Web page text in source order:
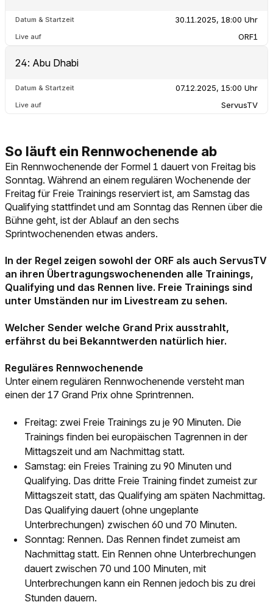
Ein Rennwochenende der Formel 1 dauert von Freitag bis
Sonntag. Während an einem regulären Wochenende der
Freitag für Freie Trainings reserviert ist, am Samstag das
Qualifying stattfindet und am Sonntag das Rennen über die
Bühne geht, ist der Ablauf an den sechs
Sprintwochenenden etwas anders.
In der Regel zeigen sowohl der ORF als auch ServusTV
an ihren Übertragungswochenenden alle Trainings,
Qualifying und das Rennen live. Freie Trainings sind
unter Umständen nur im Livestream zu sehen.
Welcher Sender welche Grand Prix ausstrahlt,
erfährst du bei Bekanntwerden natürlich hier.
Reguläres Rennwochenende
Unter einem regulären Rennwochenende versteht man
einen der 17 Grand Prix ohne Sprintrennen.
Freitag: zwei Freie Trainings zu je 90 Minuten. Die
Trainings finden bei europäischen Tagrennen in der
Mittagszeit und am Nachmittag statt.
Samstag: ein Freies Training zu 90 Minuten und
Qualifying. Das dritte Freie Training findet zumeist zur
Mittagszeit statt, das Qualifying am späten Nachmittag.
Das Qualifying dauert (ohne ungeplante
Unterbrechungen) zwischen 60 und 70 Minuten.
Sonntag: Rennen. Das Rennen findet zumeist am
Nachmittag statt. Ein Rennen ohne Unterbrechungen
dauert zwischen 70 und 100 Minuten, mit
Unterbrechungen kann ein Rennen jedoch bis zu drei
Stunden dauern.